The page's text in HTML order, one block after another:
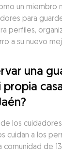
un miembro
para
perfiles,
a su nuevo
una
los
cuidan a los
comunidad de